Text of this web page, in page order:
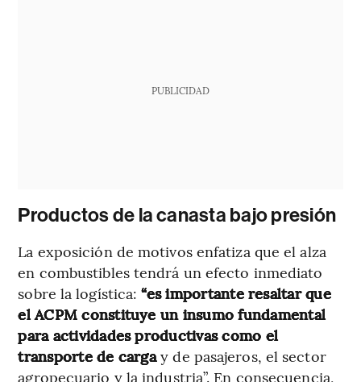
PUBLICIDAD
Productos de la canasta bajo presión
La exposición de motivos enfatiza que el alza
en combustibles tendrá un efecto inmediato
sobre la logística:“es importante resaltar que
el ACPM constituye un insumo fundamental
para actividades productivas como el
transporte de cargay de pasajeros, el sector
agropecuario y la industria”. En consecuencia,